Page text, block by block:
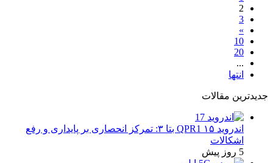
2
3
»
10
20
...
انتها
جدیدترین مقالات
اندروید ۱۵ QPR1 بتا ۳: تمرکز انحصاری بر پایداری و رفع
اشکالات
5 روز پیش